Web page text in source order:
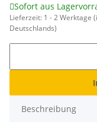
Sofort aus
Lieferzeit: 1 - 2 Werktage
Deutschlands)
Beschreibung